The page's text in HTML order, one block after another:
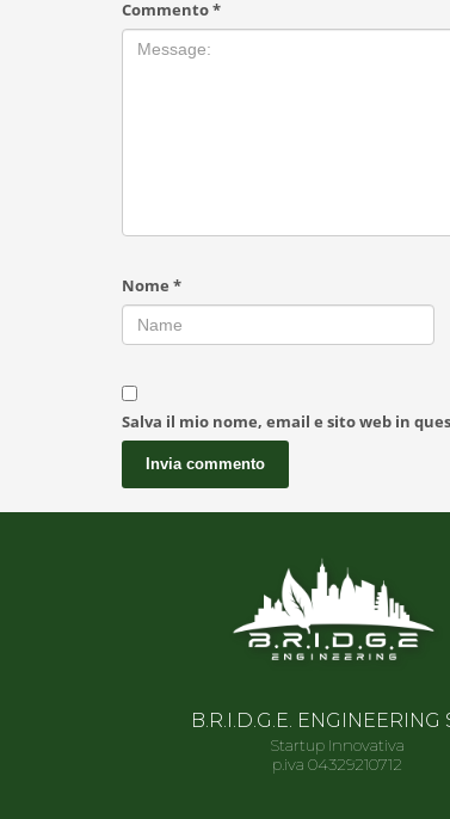
Commento*
Nome *
Salva il mio nome, email e sito web in
B.R.I.D.G.E. ENGINEERING
Startup Innovativa
p.iva 04329210712